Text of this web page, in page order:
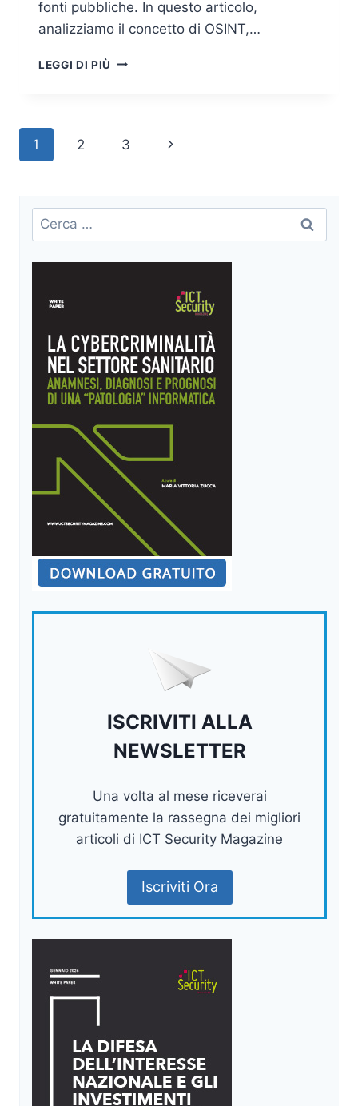
fonti pubbliche. In questo articolo,
analizziamo il concetto di OSINT,…
LEGGI DI PIÙ OSINT:
NEI
NELLA
INTELLIGENCE
Navigazione
1 2 3
Pagina
Ricerca
per:
ISCRIVITI ALLA
NEWSLETTER
Una volta al mese riceverai
gratuitamente la rassegna dei migliori
articoli di ICT Security Magazine
Iscriviti Ora